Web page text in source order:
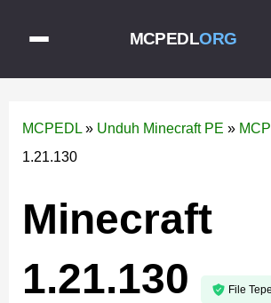
MCPEDLORG
MCPEDL » Unduh Minecraft PE »
1.21.130
Minecraft
1.21.130
File